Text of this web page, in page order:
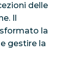
delle
Il
la
gestire la